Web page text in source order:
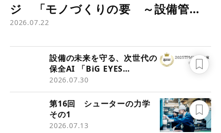
ジ 「モノづくりの要 ～設備管
理・保全と価値創造～」
2026.07.22
設備の未来を守る、次世代の
保全AI 「BiG EYES
MM」 （2025年度
TPM優秀商品賞 実効賞受
賞）
2026.07.30
第16回 シューターの力学
その1
2026.07.13